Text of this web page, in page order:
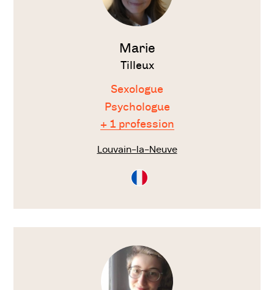
Marie
Tilleux
Sexologue
Psychologue
+ 1 profession
Louvain-la-Neuve
Consultation
en
Voir